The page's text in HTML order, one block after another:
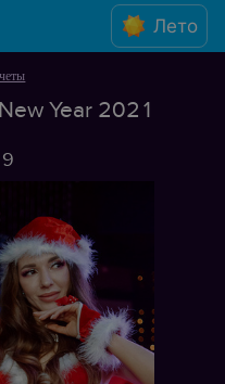
Лето
Year 2021